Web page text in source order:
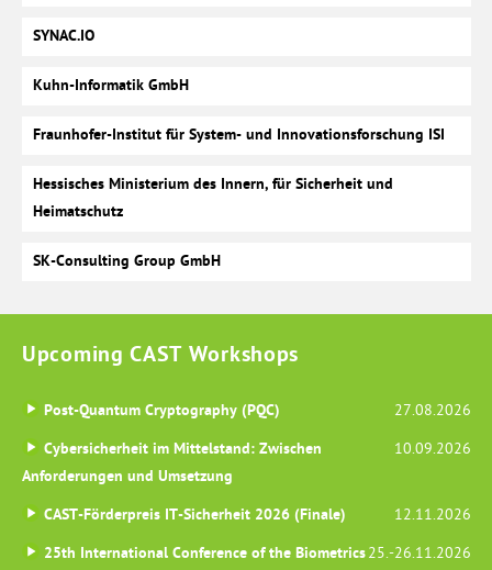
SYNAC.IO
Kuhn-Informatik GmbH
Fraunhofer-Institut für System- und Innovationsforschung ISI
Hessisches Ministerium des Innern, für Sicherheit und
Heimatschutz
SK-Consulting Group GmbH
Upcoming CAST Workshops
Post-Quantum Cryptography (PQC)
27.08.2026
Cybersicherheit im Mittelstand: Zwischen
Anforderungen und Umsetzung
10.09.2026
CAST-Förderpreis IT-Sicherheit 2026 (Finale)
12.11.2026
25th International Conference of the Biometrics25.-26.11.2026